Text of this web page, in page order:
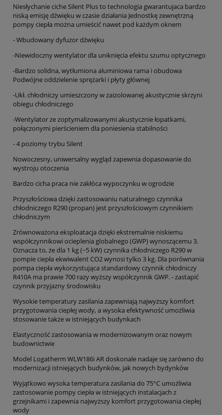
Niesłychanie ciche Silent Plus to technologia gwarantujaca bardzo
niską emisję dźwięku w czasie działania Jednostkę zewnętrzną
pompy ciepła można umieścić nawet pod każdym oknem
- Wbudowany dyfuzor dźwięku
-Niewidoczny wentylator dla uniknięcia efektu szumu optycznego
-Bardzo solidna, wytłumiona aluminiowa rama i obudowa
Podwójne oddzielenie sprężarki i płyty głównej
-Ukł. chłodniczy umieszczony w zaizolowanej akustycznie skrzyni
obiegu chłodniczego
-Wentylator ze zoptymalizowanymi akustycznie łopatkami,
połączonymi pierścieniem dla poniesienia stabilności
- 4 poziomy trybu Silent
Nowoczesny, uniwersalny wygląd zapewnia dopasowanie do
wystroju otoczenia
Bardzo cicha praca nie zakłóca wypoczynku w ogrodzie
Przyszłościowa dzięki zastosowaniu naturalnego czynnika
chłodniczego R290 (propan) jest przyszłościowym czynnikiem
chłodniczym
Zrównoważona eksploatacja dzięki ekstremalnie niskiemu
współczynnikowi ocieplenia globalnego (GWP) wynoszącemu 3.
Oznacza to, że dla 1 kg (~5 kW) czynnika chłodniczego R290 w
pompie ciepła ekwiwalent CO2 wynosi tylko 3 kg. Dla porównania
pompa ciepła wykorzystująca standardowy czynnik chłodniczy
R410A ma prawie 700 razy wyższy współczynnik GWP. - zastapić
czynnik przyjazny środowisku
Wysokie temperatury zasilania zapewniają najwyższy komfort
przygotowania ciepłej wody, a wysoka efektywność umożliwia
stosowanie także w istniejących budynkach
Elastyczność zastosowania w modernizowanym oraz nowym
budownictwie
Model Logatherm WLW186i AR doskonale nadaje się zarówno do
modernizacji istniejących budynków, jak nowych bydynków
Wyjątkowo wysoka temperatura zasilania do 75°C umożliwia
zastosowanie pompy ciepła w istniejących instalacjach z
grzejnikami i zapewnia najwyższy komfort przygotowania ciepłej
wody